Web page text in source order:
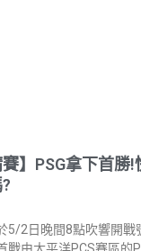
】PSG拿下首勝!
5/2日晚間8點吹響開戰